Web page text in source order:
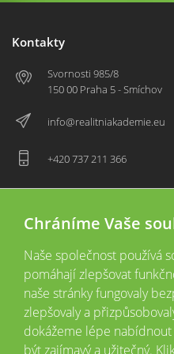
Kontakty
Svornosti 985/8
150 00 Praha 5 - Smíchov
info@realitniakademie.eu
+420 737 211 366
2026 © Copyright
Tyto webové stránky jsou
Chráníme Vaše
Naše společnost používá
pomáhají zlepšovat
naše stránky fungovaly
zlepšovaly a
dokážeme lépe
být zajímavý a užitečný.